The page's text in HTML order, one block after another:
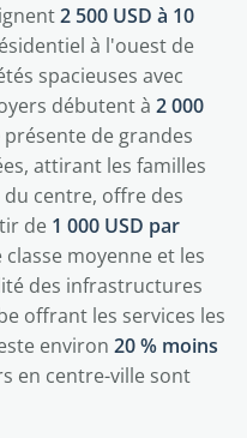
2 500 USD à 10
à l'ouest de
spacieuses avec
débutent à 2 000
présente de grandes
attirant les familles
centre, offre des
de 1 000 USD par
moyenne et les
des infrastructures
offrant les services les
environ 20 % moins
en centre-ville sont